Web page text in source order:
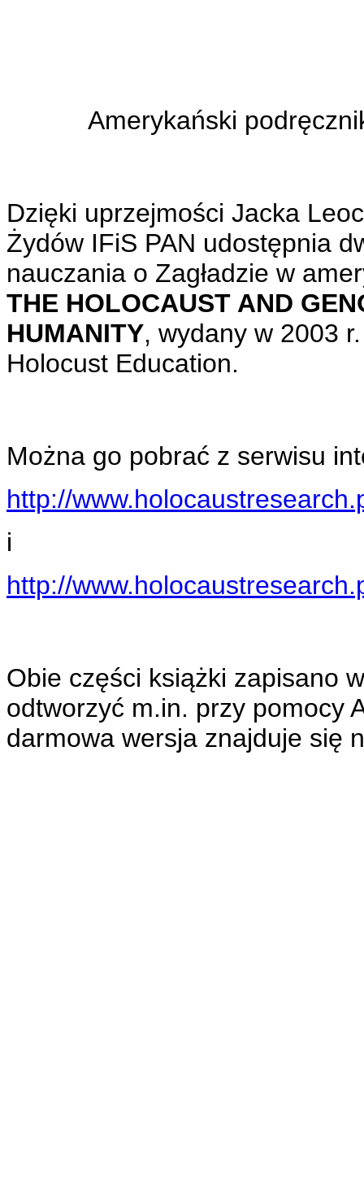
Amerykański
Dzięki uprzejmości Jacka
Żydów IFiS PAN udostępnia
nauczania o Zagładzie w
THE HOLOCAUST AND
HUMANITY, wydany w 2003
Holocust Education.
Można go pobrać z serwisu
http://
i
http://
Obie części książki zapisano
odtworzyć m.in. przy pomocy
darmowa wersja znajduje się